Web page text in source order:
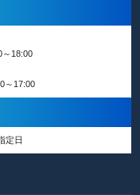
～18:00
～17:00
定日